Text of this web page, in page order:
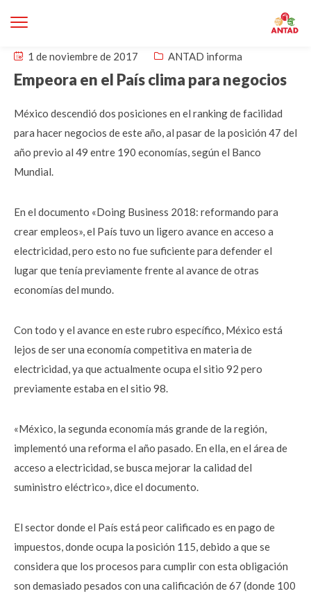
1 de noviembre de 2017 ANTAD informa
Empeora en el País clima para negocios
México descendió dos posiciones en el ranking de facilidad
para hacer negocios de este año, al pasar de la posición 47 del
año previo al 49 entre 190 economías, según el Banco
Mundial.
En el documento «Doing Business 2018: reformando para
crear empleos», el País tuvo un ligero avance en acceso a
electricidad, pero esto no fue suficiente para defender el
lugar que tenía previamente frente al avance de otras
economías del mundo.
Con todo y el avance en este rubro específico, México está
lejos de ser una economía competitiva en materia de
electricidad, ya que actualmente ocupa el sitio 92 pero
previamente estaba en el sitio 98.
«México, la segunda economía más grande de la región,
implementó una reforma el año pasado. En ella, en el área de
acceso a electricidad, se busca mejorar la calidad del
suministro eléctrico», dice el documento.
El sector donde el País está peor calificado es en pago de
impuestos, donde ocupa la posición 115, debido a que se
considera que los procesos para cumplir con esta obligación
son demasiado pesados con una calificación de 67 (donde 100